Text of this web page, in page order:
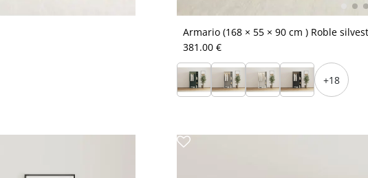
Armario (168 × 55 × 90 cm ) Roble
381.00 €
+18